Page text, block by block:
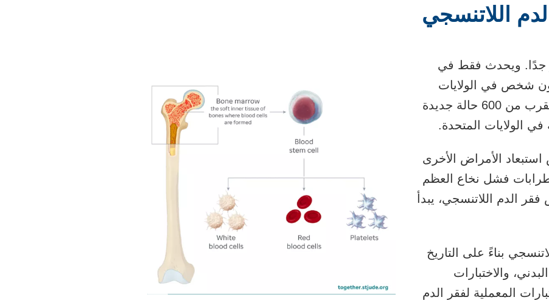
اللاتنسجي
جدًا. ويحدث فقط في
شخص في الولايات
المتحدة كل عام. أي ما يقرب من 600 حالة جديدة
في الولايات المتحدة.
الأمراض الأخرى
فشل نخاع العظم
الدم اللاتنسجي، يبدأ
بناءً على التاريخ
والاختبارات
المعملية لفقر الدم